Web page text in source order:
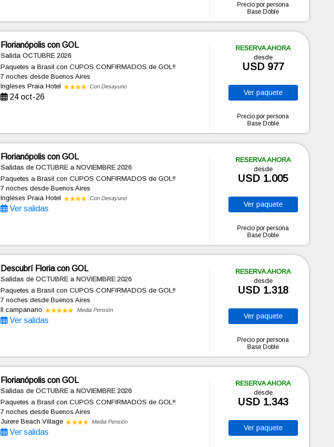
Precio por persona
Base Doble
Florianópolis con GOL
Salida OCTUBRE 2026
Paquetes a Brasil con CUPOS CONFIRMADOS de GOL!!
7 noches desde Buenos Aires
Ingleses Praia Hotel
Con Desayuno
24 oct-26
RESERVA AHORA
desde
USD 977
Ver paquete
Precio por persona
Base Doble
Florianópolis con GOL
Salidas de OCTUBRE a NOVIEMBRE 2026
Paquetes a Brasil con CUPOS CONFIRMADOS de GOL!!
7 noches desde Buenos Aires
Ingleses Praia Hotel
Con Desayuno
Ver salidas
RESERVA AHORA
desde
USD 1.005
Ver paquete
Precio por persona
Base Doble
Descubrí Floria con GOL
Salidas de OCTUBRE a NOVIEMBRE 2026
Paquetes a Brasil con CUPOS CONFIRMADOS de GOL!!
7 noches desde Buenos Aires
Il campanario
Media Pensión
Ver salidas
RESERVA AHORA
desde
USD 1.318
Ver paquete
Precio por persona
Base Doble
Florianópolis con GOL
Salidas de OCTUBRE a NOVIEMBRE 2026
Paquetes a Brasil con CUPOS CONFIRMADOS de GOL!!
7 noches desde Buenos Aires
Jurere Beach Village
Media Pensión
Ver salidas
RESERVA AHORA
desde
USD 1.343
Ver paquete